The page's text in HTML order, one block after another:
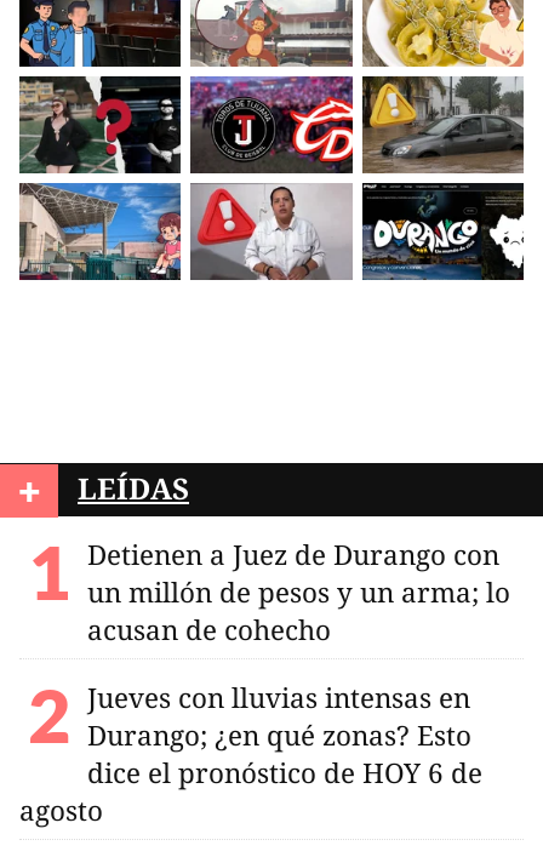
+ LEÍDAS
Detienen a Juez de Durango con
un millón de pesos y un arma; lo
acusan de cohecho
Jueves con lluvias intensas en
Durango; ¿en qué zonas? Esto
dice el pronóstico de HOY 6 de
agosto